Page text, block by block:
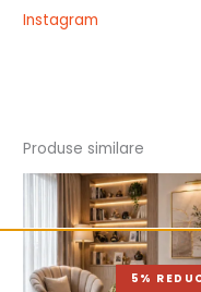
Instagram
Produse similare
5%